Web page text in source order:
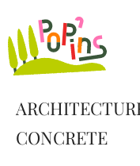
CONCRETE